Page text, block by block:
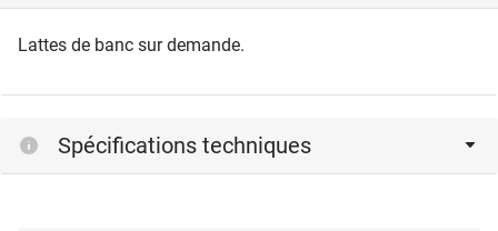
Lattes de banc sur demande.
Spécifications techniques